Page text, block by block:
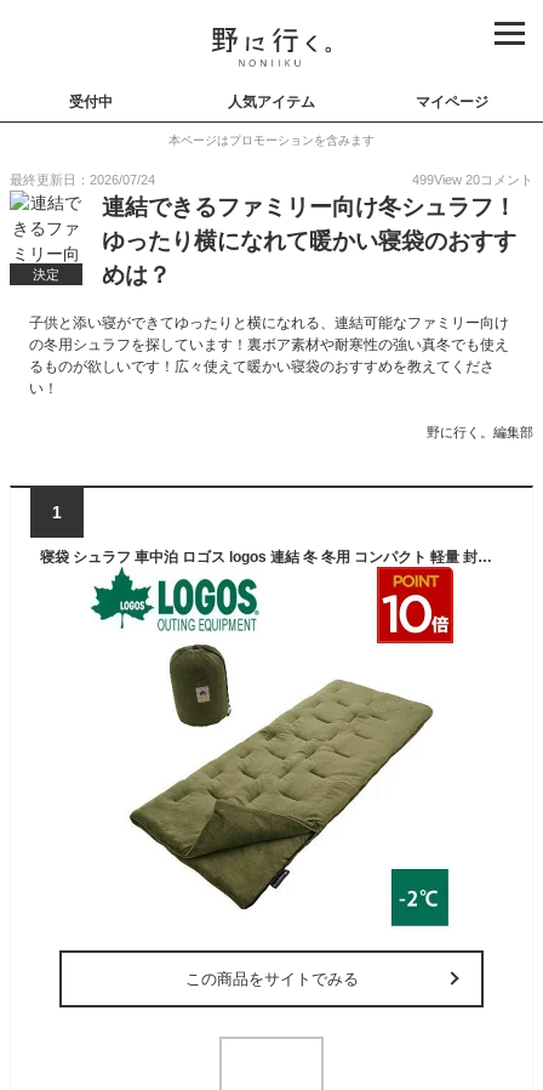
受付中 人気アイテム マイページ
本ページはプロモーションを含みます
最終更新日：2026/07/24 499View 20コメント
決定
連結できるファミリー向け冬シュラフ！
ゆったり横になれて暖かい寝袋のおすす
めは？
子供と添い寝ができてゆったりと横になれる、連結可能なファミリー向け
の冬用シュラフを探しています！裏ボア素材や耐寒性の強い真冬でも使え
るものが欲しいです！広々使えて暖かい寝袋のおすすめを教えてくださ
い！
野に行く。編集部
1
寝袋 シュラフ 車中泊 ロゴス logos 連結 冬 冬用 コンパクト 軽量 封筒型 キャンプ 登山 丸洗い 冬山 アウトドア 保温 人気 グリーン 緑 オリーブ 丸洗いやわらか あったかシュラフ2 [適正温度-2℃まで] 72683060 4981325534554
この商品をサイトでみる